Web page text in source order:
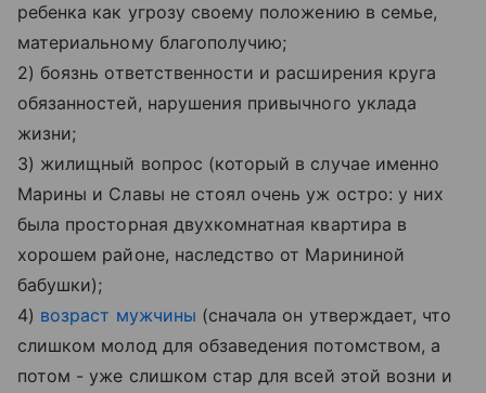
ребенка как угрозу своему положению в семье,
материальному благополучию;
2) боязнь ответственности и расширения круга
обязанностей, нарушения привычного уклада
жизни;
3) жилищный вопрос (который в случае именно
Марины и Славы не стоял очень уж остро: у них
была просторная двухкомнатная квартира в
хорошем районе, наследство от Марининой
бабушки);
4) возраст мужчины (сначала он утверждает, что
слишком молод для обзаведения потомством, а
потом - уже слишком стар для всей этой возни и